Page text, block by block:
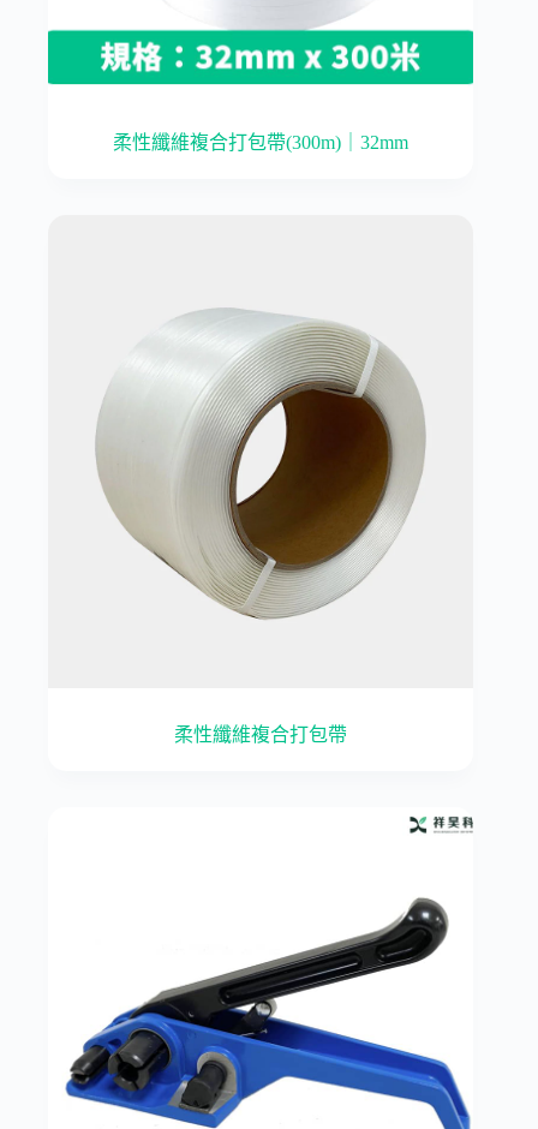
柔性纖維複合打包帶(300m)｜32mm
柔性纖維複合打包帶